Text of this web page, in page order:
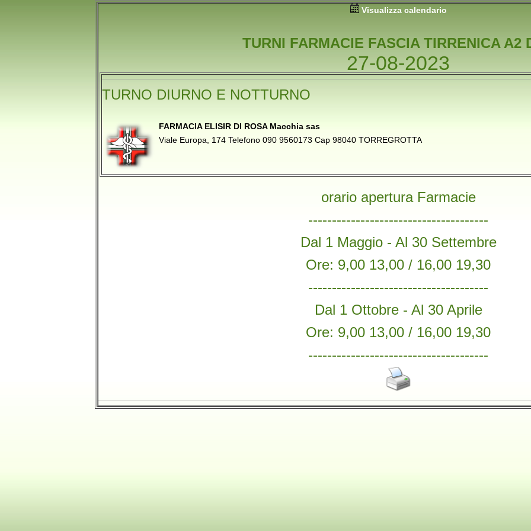
Visualizza calendario
TURNI FARMACIE FASCIA TIRRENICA A2
27-08-2023
TURNO DIURNO E NOTTURNO
FARMACIA ELISIR DI ROSA Macchia sas
Viale Europa, 174 Telefono 090 9560173 Cap 98040 TORREGROTTA
orario apertura Farmacie
--------------------------------------
Dal 1 Maggio - Al 30 Settembre
Ore: 9,00 13,00 / 16,00 19,30
--------------------------------------
Dal 1 Ottobre - Al 30 Aprile
Ore: 9,00 13,00 / 16,00 19,30
--------------------------------------